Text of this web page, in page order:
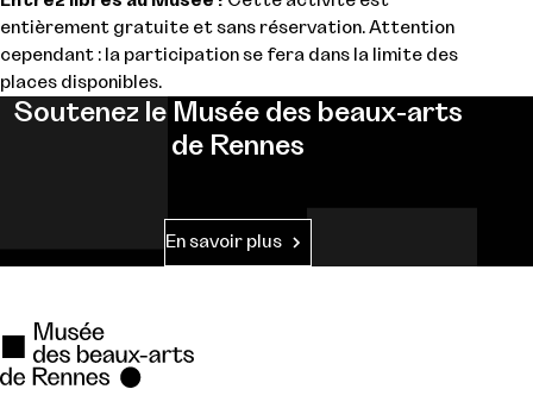
entièrement gratuite et sans réservation. Attention
cependant : la participation se fera dans la limite des
places disponibles.
Soutenez le Musée des beaux-arts
de Rennes
En savoir plus